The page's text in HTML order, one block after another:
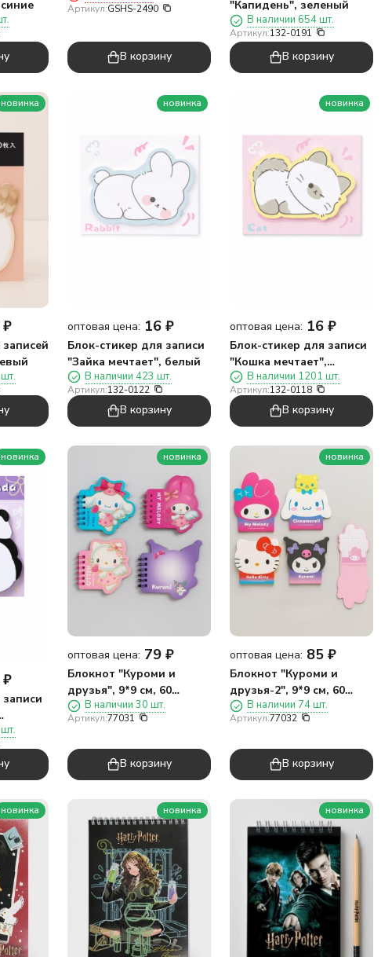
Артикул:GSHS-2490
В корзину
"Капидень", зеленый
В наличии 654 шт.
Артикул:132-0191
В корзину
новинка
₽
новинка
оптовая цена: 16 ₽
Блок-стикер для записи
"Зайка мечтает", белый
В наличии 423 шт.
Артикул:132-0122
В корзину
новинка
оптовая цена: 16 ₽
Блок-стикер для записи
"Кошка мечтает",
розовый
В наличии 1201 шт.
Артикул:132-0118
В корзину
новинка
₽
новинка
оптовая цена: 79 ₽
Блокнот "Куроми и
друзья", 9*9 см, 60
листов
В наличии 30 шт.
Артикул:77031
В корзину
новинка
оптовая цена: 85 ₽
Блокнот "Куроми и
друзья-2", 9*9 см, 60
листов
В наличии 74 шт.
Артикул:77032
В корзину
новинка новинка новинка